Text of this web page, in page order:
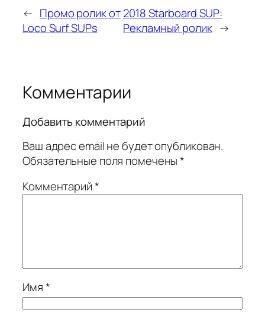
← Промо ролик от
Loco Surf SUPs
2018 Starboard SUP:
Рекламный ролик →
Комментарии
Добавить комментарий
Ваш адрес email не будет опубликован.
Обязательные поля помечены*
Комментарий*
Имя*